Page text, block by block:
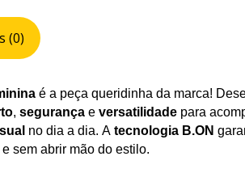
(0)
é a peça queridinha da marca!
, segurança e versatilidade para
no dia a dia. A tecnologia B.ON
sem abrir mão do estilo.